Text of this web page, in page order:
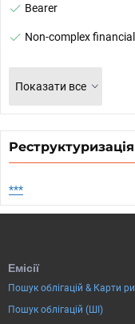
Bearer
Non-complex
Показати все
Реструктуризація
***
Емісії
Пошук облігацій & Карти
Пошук облігацій (ШІ)